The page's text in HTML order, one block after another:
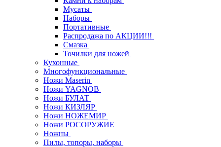
Мусаты
Наборы
Портативные
Распродажа по АКЦИИ!!!
Смазка
Точилки для ножей
Кухонные
Многофункциональные
Ножи Maserin
Ножи YAGNOB
Ножи БУЛАТ
Ножи КИЗЛЯР
Ножи НОЖЕМИР
Ножи РОСОРУЖИЕ
Ножны
Пилы, топоры, наборы